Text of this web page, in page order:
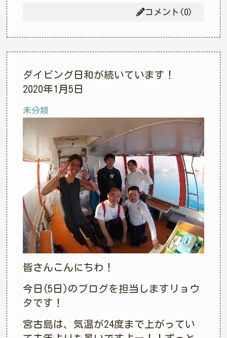
コメント(0)
ダイビング日和が続いています！
2020年1月5日
未分類
皆さんこんにちわ！
今日(5日)のブログを担当しますリョウ
タです！
宮古島は、気温が24度まで上がってい